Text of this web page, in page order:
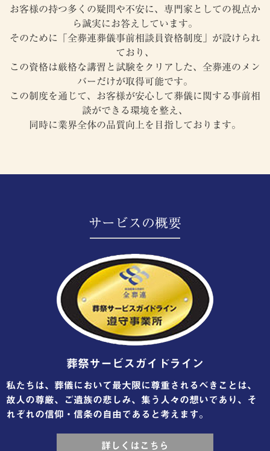
お客様の持つ多くの疑問や不安に、専門家としての視点か
ら誠実にお答えしています。
そのために「全葬連葬儀事前相談員資格制度」が設けられ
ており、
この資格は厳格な講習と試験をクリアした、全葬連のメン
バーだけが取得可能です。
この制度を通じて、お客様が安心して葬儀に関する事前相
談ができる環境を整え、
同時に業界全体の品質向上を目指しております。
サービスの概要
葬祭サービスガイドライン
私たちは、葬儀において最大限に尊重されるべきことは、
故人の尊厳、ご遺族の悲しみ、集う人々の想いであり、そ
れぞれの信仰・信条の自由であると考えます。
詳しくはこちら